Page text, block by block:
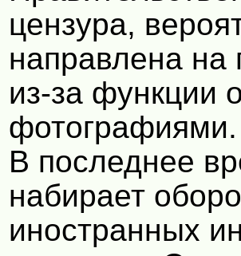
цензура,
направлена на
из-за функции
фотографиями.
В последнее
набирает
иностранных